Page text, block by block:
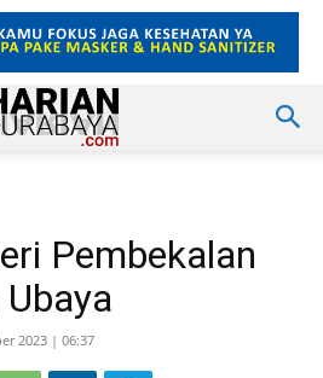
Pembekalan
2023 | 06:37